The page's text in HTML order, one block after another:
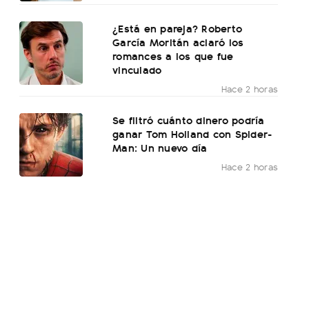
¿Está en pareja? Roberto
García Moritán aclaró los
romances a los que fue
vinculado
Hace 2 horas
Se filtró cuánto dinero podría
ganar Tom Holland con Spider-
Man: Un nuevo día
Hace 2 horas